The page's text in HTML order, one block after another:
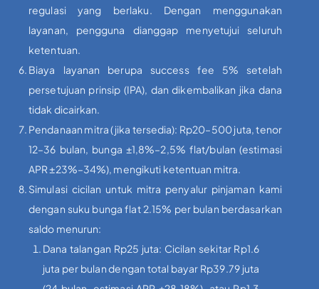
regulasi yang berlaku. Dengan menggunakan
layanan, pengguna dianggap menyetujui seluruh
ketentuan.
Biaya layanan berupa success fee 5% setelah
persetujuan prinsip (IPA), dan dikembalikan jika dana
tidak dicairkan.
Pendanaan mitra (jika tersedia): Rp20–500 juta, tenor
12–36 bulan, bunga ±1,8%–2,5% flat/bulan (estimasi
APR ±23%–34%), mengikuti ketentuan mitra.
Simulasi cicilan untuk mitra penyalur pinjaman kami
dengan suku bunga flat 2.15% per bulan berdasarkan
saldo menurun:
Dana talangan Rp25 juta: Cicilan sekitar Rp1.6
juta per bulan dengan total bayar Rp39.79 juta